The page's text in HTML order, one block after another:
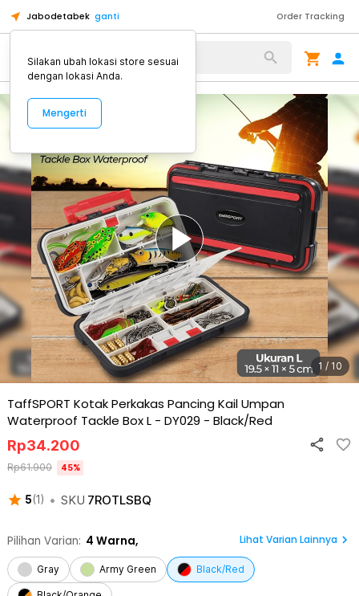
Jabodetabek ganti Order Tracking
Alat Kopi
1 / 10
TaffSPORT Kotak Perkakas Pancing Kail Umpan
Waterproof Tackle Box L - DY029 - Black/Red
5(1 ) • SKU 7ROTLSBQ
Rp34.200
Rp61.900 45%
Pilihan Varian: 4 Warna, Lihat Varian Lainnya
Gray Army Green Black/Red
Silakan ubah lokasi store sesuai
dengan lokasi Anda.
Mengerti